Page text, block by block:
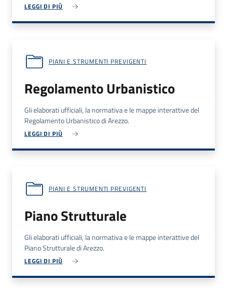
LEGGI DI PIÙ
PIANI E STRUMENTI PREVIGENTI
Regolamento Urbanistico
Gli elaborati ufficiali, la normativa e le mappe interattive del
Regolamento Urbanistico di Arezzo.
LEGGI DI PIÙ
PIANI E STRUMENTI PREVIGENTI
Piano Strutturale
Gli elaborati ufficiali, la normativa e le mappe interattive del
Piano Strutturale di Arezzo.
LEGGI DI PIÙ